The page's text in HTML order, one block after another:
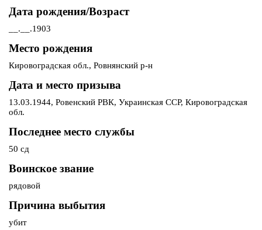
Дата рождения/Возраст
__.__.1903
Место рождения
Кировоградская обл., Ровнянский р-н
Дата и место призыва
13.03.1944, Ровенский РВК, Украинская ССР, Кировоградская
обл.
Последнее место службы
50 сд
Воинское звание
рядовой
Причина выбытия
убит